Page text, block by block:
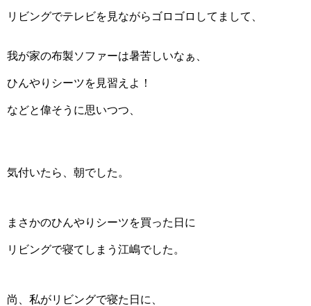
リビングでテレビを見ながらゴロゴロしてまして、
我が家の布製ソファーは暑苦しいなぁ、
ひんやりシーツを見習えよ！
などと偉そうに思いつつ、
気付いたら、朝でした。
まさかのひんやりシーツを買った日に
リビングで寝てしまう江嶋でした。
尚、私がリビングで寝た日に、